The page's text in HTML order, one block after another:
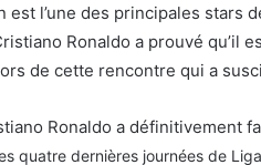
est l’une des principales stars
Ronaldo a prouvé qu’il
de cette rencontre qui a
Ronaldo a définitivement
quatre dernières journées de